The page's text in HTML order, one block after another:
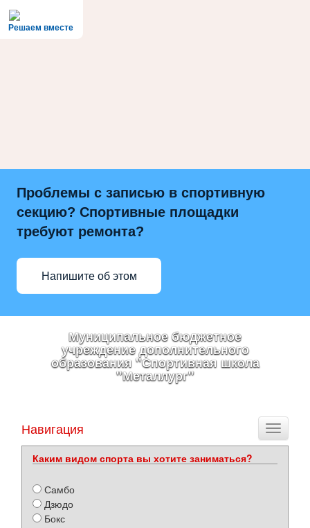
Решаем вместе
Проблемы с записью в спортивную
секцию? Спортивные площадки
требуют ремонта?
Напишите об этом
Муниципальное бюджетное
учреждение дополнительного
образования "Спортивная школа
"Металлург"
Toggle
Навигация
Каким видом спорта вы хотите заниматься?
Самбо
Дзюдо
Бокс